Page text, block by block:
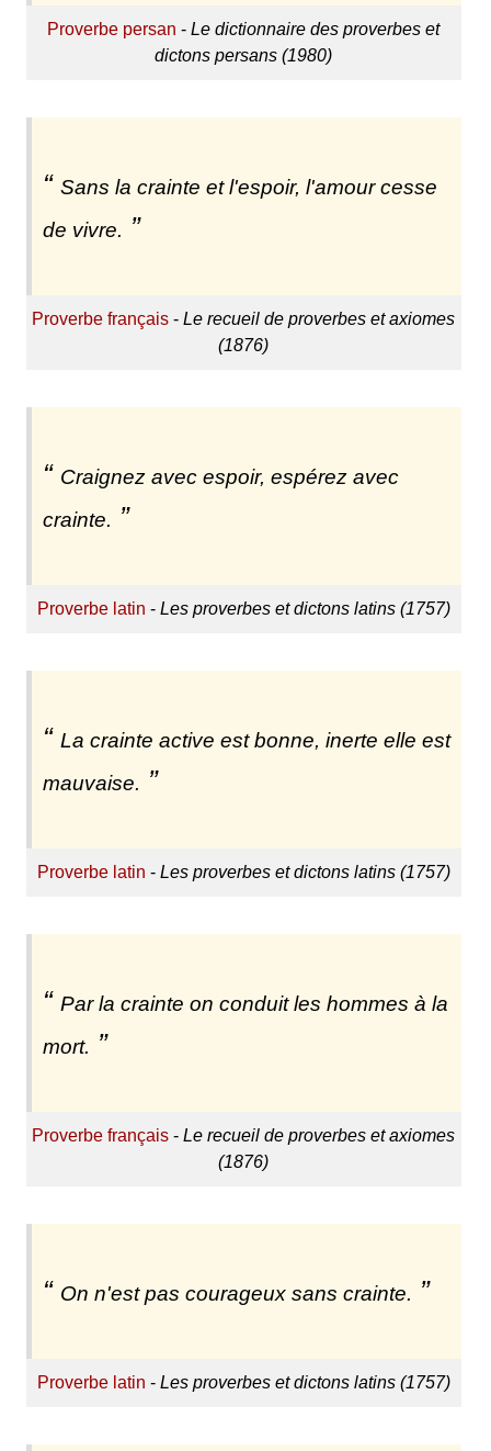
Proverbe persan -Le dictionnaire des proverbes et
dictons persans (1980)
Sans la crainte et l'espoir, l'amour cesse
de vivre.
Proverbe français -Le recueil de proverbes et axiomes
(1876)
Craignez avec espoir, espérez avec
crainte.
Proverbe latin - Les proverbes et dictons latins (1757)
La crainte active est bonne, inerte elle est
mauvaise.
Proverbe latin - Les proverbes et dictons latins (1757)
Par la crainte on conduit les hommes à la
mort.
Proverbe français -Le recueil de proverbes et axiomes
(1876)
On n'est pas courageux sans crainte.
Proverbe latin - Les proverbes et dictons latins (1757)